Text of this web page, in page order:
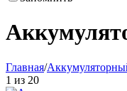
Главная/
1 из 20